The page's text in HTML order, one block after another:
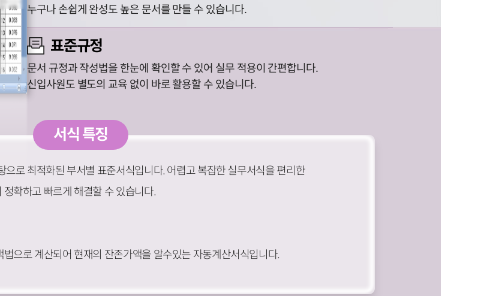
누구나 손쉽게 완성도 높은 문서를 만들 수 있습니다.
표준규정
문서 규정과 작성법을 한눈에 확인할 수 있어 실무 적용이 간편합니다.
신입사원도 별도의 교육 없이 바로 활용할 수 있습니다.
서식 특징
로 최적화된 부서별 표준서식입니다. 어렵고 복잡한 실무서식을 편리한
확하고 빠르게 해결할 수 있습니다.
으로 계산되어 현재의 잔존가액을 알수있는 자동계산서식입니다.